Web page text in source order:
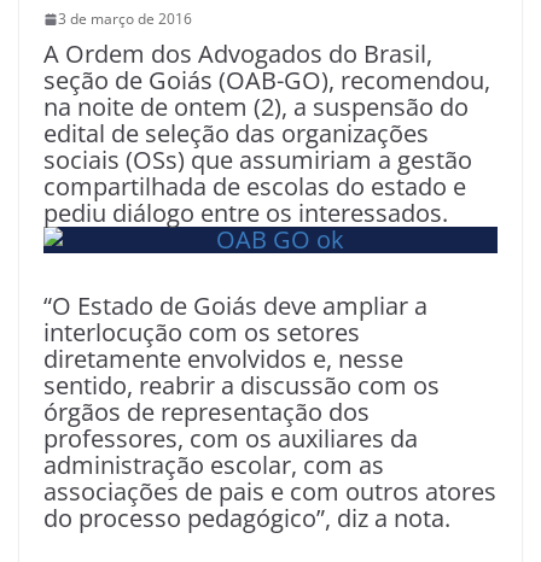
3 de março de 2016
A Ordem dos Advogados do Brasil,
seção de Goiás (OAB-GO), recomendou,
na noite de ontem (2), a suspensão do
edital de seleção das organizações
sociais (OSs) que assumiriam a gestão
compartilhada de escolas do estado e
pediu diálogo entre os interessados.
“O Estado de Goiás deve ampliar a
interlocução com os setores
diretamente envolvidos e, nesse
sentido, reabrir a discussão com os
órgãos de representação dos
professores, com os auxiliares da
administração escolar, com as
associações de pais e com outros atores
do processo pedagógico”, diz a nota.